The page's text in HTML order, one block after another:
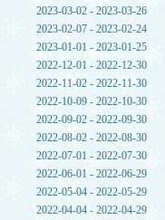
2023-03-02 - 2023-03-26
2023-02-07 - 2023-02-24
2023-01-01 - 2023-01-25
2022-12-01 - 2022-12-30
2022-11-02 - 2022-11-30
2022-10-09 - 2022-10-30
2022-09-02 - 2022-09-30
2022-08-02 - 2022-08-30
2022-07-01 - 2022-07-30
2022-06-01 - 2022-06-29
2022-05-04 - 2022-05-29
2022-04-04 - 2022-04-29